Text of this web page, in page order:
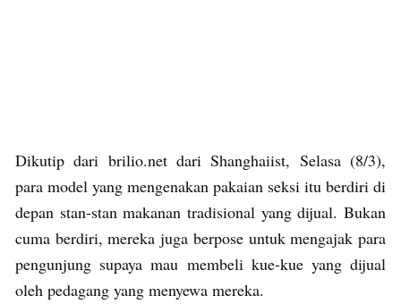
Dikutip dari brilio.net dari Shanghaiist, Selasa (8/3),
para model yang mengenakan pakaian seksi itu berdiri di
depan stan-stan makanan tradisional yang dijual. Bukan
cuma berdiri, mereka juga berpose untuk mengajak para
pengunjung supaya mau membeli kue-kue yang dijual
oleh pedagang yang menyewa mereka.